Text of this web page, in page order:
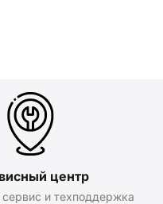
центр
и техподдержка